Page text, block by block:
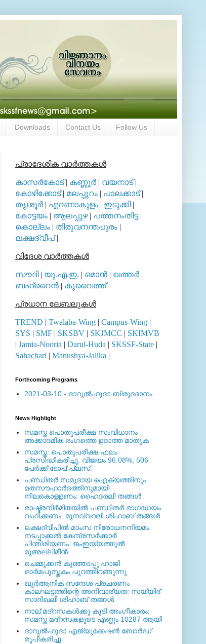
Downloads Contact Us Follow Us
പ്രാദേശിക വാര്‍ത്തകള്‍
കാസര്‍കോട്| കണ്ണൂര്‍| വയനാട്|
കോഴിക്കോട്| മലപ്പുറം | പാലക്കാട്|
തൃശൂര്‍| എറണാകുളം | ഇടുക്കി|
കോട്ടയം | ആലപ്പുഴ| പത്തനംതിട്ട|
കൊല്ലം | തിരുവനന്തപുരം |
ലക്ഷദ്വീപ്|
വിദേശ വാര്‍ത്തകള്‍
സൗദി| യു.എ.ഇ. | ഒമാന്‍ | ഖത്തര്‍|
ബഹ്റൈന്‍ | കുവൈത്ത്
പ്രധാന ലേബലുകള്‍
TREND | Twalaba-Wing | Campus-Wing |
SYS | SMF | SKSBV | SKJMCC | SKIMVB
| Jamia-Nooria | Darul-Huda | SKSSF-State |
Sahachari | Manushya-Jalika |
Forthcoming Programs
2021-03-10 - ദാറുല്‍ഹുദാ ബിരുദദാനം
News Highlight
സമസ്ത പൊതുപരീക്ഷ സംവിധാനം
അക്കാദമിക രംഗത്തെ ഉദാത്ത മാതൃക
സമസ്ത: പൊതുപരീക്ഷ ഫലം
പ്രസിദ്ധീകരിച്ചു. വിജയം 96.08%, 506
പേര്‍ക്ക് ടോപ് പ്ലസ്.
പണ്ഡിതര്‍ സമുദായ ഐക്യത്തിനും
മതസൗഹാര്‍ദത്തിനുമായി
നിലകൊള്ളണം: ഹൈദരലി തങ്ങള്‍
രാഷ്ട്രനിര്‍മിതയില്‍ പണ്ഡിതര്‍ ഭാഗധേയം
വഹിക്കണം: മുനവ്വറലി ശിഹാബ് തങ്ങള്‍
ലക്ഷദ്വീപില്‍ മാംസ നിരോധനനിയമം
നടപ്പാക്കല്‍ കേന്ദ്രസര്‍ക്കാര്‍
പിന്തിരിയണം: ജംഇയ്യത്തുല്‍
മുഅല്ലിമീന്‍
ചെമ്മുക്കന്‍ കുഞ്ഞാപ്പു ഹാജി
ഓര്‍മപുസ്തകം പുറത്തിറങ്ങുന്നു
ഖുര്‍ആനിക സന്ദേശ പ്രചരണം
കാലഘട്ടത്തിന്റെ അനിവാര്യത: സയ്യിദ്
സാദിഖലി ശിഹാബ് തങ്ങള്‍
നാല് മദ്‌റസകള്‍ക്കു കൂടി അംഗീകാരം;
സമസ്ത മദ്‌റസകളുടെ എണ്ണം 10287 ആയി
ദാറുല്‍ഹുദാ എജ്യുക്കേഷന്‍ ബോര്‍ഡ്
രൂപീകരിച്ചു